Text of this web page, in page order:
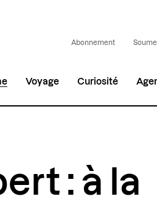
Abonnement
Voyage Curiosité
: à la